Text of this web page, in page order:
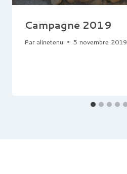
Campagne 2019
Par alinetenu 5 novembre 2019